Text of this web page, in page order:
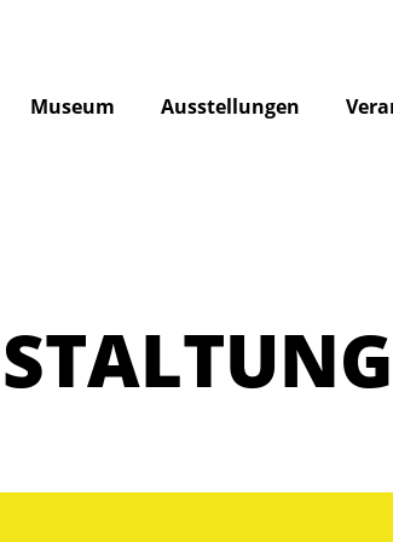
Museum Ausstellungen